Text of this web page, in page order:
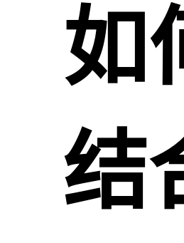
如
结